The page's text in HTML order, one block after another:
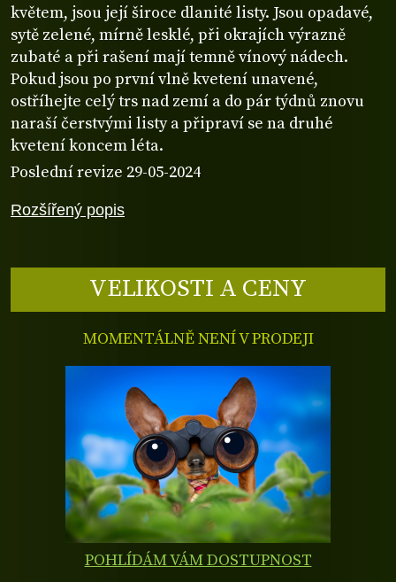
Rozšířený popis
květem, jsou její široce dlanité listy. Jsou opadavé,
sytě zelené, mírně lesklé, při okrajích výrazně
zubaté a při rašení mají temně vínový nádech.
Pokud jsou po první vlně kvetení unavené,
ostříhejte celý trs nad zemí a do pár týdnů znovu
naraší čerstvými listy a připraví se na druhé
kvetení koncem léta.
Poslední revize 29-05-2024
VELIKOSTI A CENY
MOMENTÁLNĚ NENÍ V PRODEJI
POHLÍDÁM VÁM DOSTUPNOST